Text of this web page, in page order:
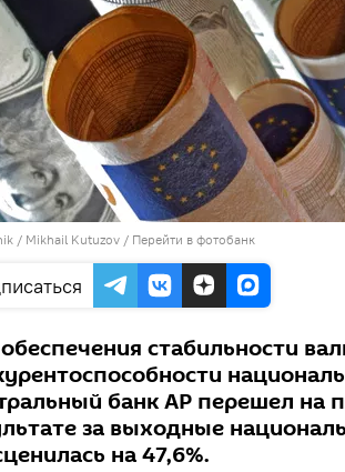
/ Mikhail Kutuzov / Перейти в фотобанк
стабильности
банк АР перешел на
за выходные
на 47,6%.